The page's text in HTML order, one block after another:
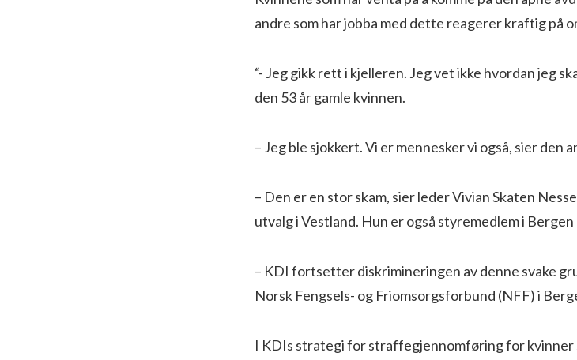
andre som har jobba med dette reagerer kraftig på
“- Jeg gikk rett i kjelleren. Jeg vet ikke hvordan jeg
den 53 år gamle kvinnen.
– Jeg ble sjokkert. Vi er mennesker vi også, sier den
– Den er en stor skam, sier leder Vivian Skaten
utvalg i Vestland. Hun er også styremedlem i
– KDI fortsetter diskrimineringen av denne svake
Norsk Fengsels- og Friomsorgsforbund (NFF) i
I KDIs strategi for straffegjennomføring for kvinner